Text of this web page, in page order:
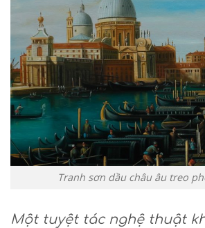
Tranh sơn dầu châu âu treo
Một tuyệt tác nghệ thuật